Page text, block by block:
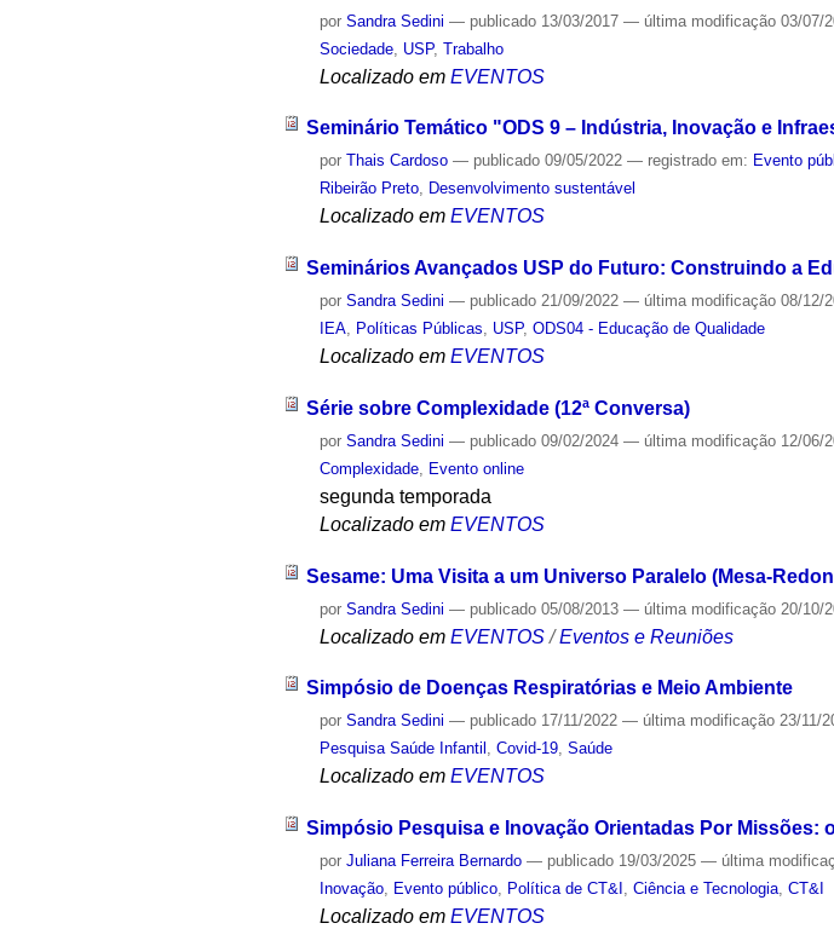
porSandra Sedini — publicado 13/03/2017— última modificação 03/07/
Sociedade USP,Trabalho
Localizado em EVENTOS
Seminário Temático "ODS 9 – Indústria, Inovação e
porThais Cardoso — publicado 09/05/2022— registrado em: Evento
Ribeirão Preto, Desenvolvimento sustentável
Localizado em EVENTOS
Seminários Avançados USP do Futuro: Construindo a
porSandra Sedini — publicado 21/09/2022— última modificação 08/12/
IEA, Políticas Públicas, USP,ODS04 - Educação de Qualidade
Localizado em EVENTOS
Série sobre Complexidade (12ª Conversa)
porSandra Sedini — publicado 09/02/2024— última modificação 12/06/
Complexidade
Evento online
segunda temporada
Localizado em EVENTOS
Sesame: Uma Visita a um Universo Paralelo (Mesa-
porSandra Sedini — publicado 05/08/2013— última modificação 20/10/
Localizado em EVENTOS /Eventos e Reuniões
Simpósio de Doenças Respiratórias e Meio Ambiente
porSandra Sedini — publicado 17/11/2022— última modificação 23/11/
Pesquisa Saúde Infantil ,Covid-19,Saúde
Localizado em EVENTOS
Simpósio Pesquisa e Inovação Orientadas Por Missões:
porJuliana Ferreira Bernardo — publicado 19/03/2025— última
Inovação
Evento público Política de CT&I ,Ciência e Tecnologia ,CT&I
Localizado em EVENTOS